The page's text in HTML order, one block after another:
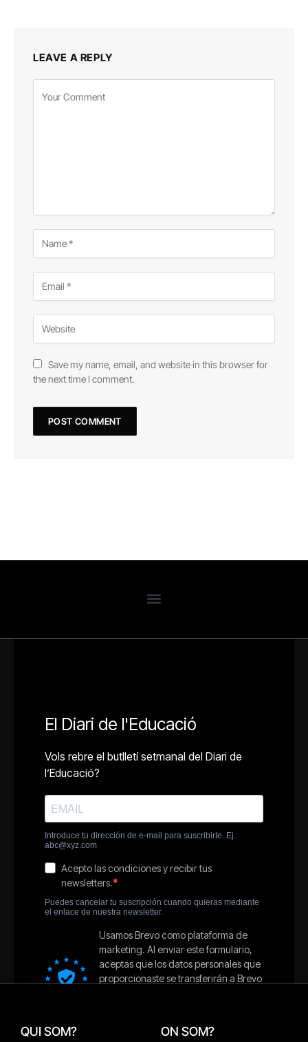
LEAVE A REPLY
Save my name, email, and website in this browser for
the next time I comment.
QUI SOM? ON SOM?